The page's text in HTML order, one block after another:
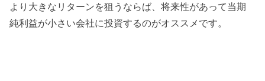
より大きなリターンを狙うならば、将来性があって当期
純利益が小さい会社に投資するのがオススメです。